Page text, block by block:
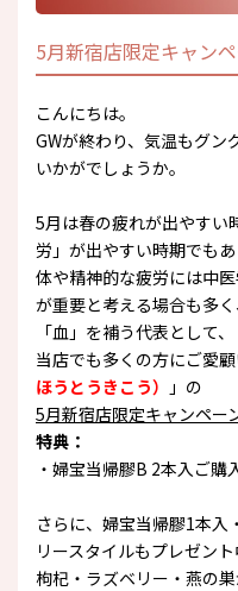
5月新宿店限定キャン
こんにちは。
GWが終わり、気温もグン
いかがでしょうか。
5月は春の疲れが出やすい
労」が出やすい時期でもあ
体や精神的な疲労には中
が重要と考える場合も多く
「血」を補う代表として、
当店でも多くの方にご愛
ほうとうきこう）
」 の
5月新宿店限定キャンペー
特典：
・婦宝当帰膠B 2本入ご
さらに、婦宝当帰膠1本入
リースタイルもプレゼン
枸杞・ラズベリー・燕の